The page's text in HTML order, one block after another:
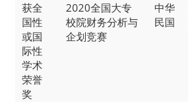
获全
国性
或国
际性
学术
荣誉
奖
2020全国大专
校院财务分析与
企划竞赛
中华
民国